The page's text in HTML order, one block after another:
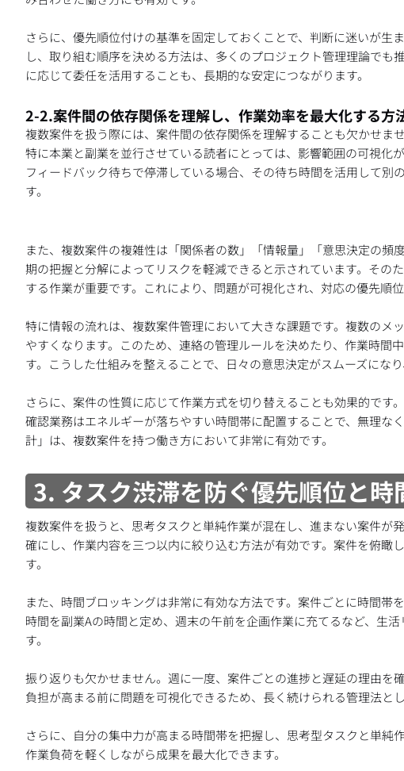
さらに、優先順位付けの基準を固定しておくことで、判断に迷いが
し、取り組む順序を決める方法は、多くのプロジェクト管理理論で
に応じて委任を活用することも、長期的な安定につながります。
2-2.案件間の依存関係を理解し、作業効率を最大化する方
複数案件を扱う際には、案件間の依存関係を理解することも欠かせま
特に本業と副業を並行させている読者にとっては、影響範囲の可視化
フィードバック待ちで停滞している場合、その待ち時間を活用して
す。
また、複数案件の複雑性は「関係者の数」「情報量」「意思決定の
期の把握と分解によってリスクを軽減できると示されています。そ
する作業が重要です。これにより、問題が可視化され、対応の優先順位
特に情報の流れは、複数案件管理において大きな課題です。複数のメ
やすくなります。このため、連絡の管理ルールを決めたり、作業時
す。こうした仕組みを整えることで、日々の意思決定がスムーズにな
さらに、案件の性質に応じて作業方式を切り替えることも効果的で
確認業務はエネルギーが落ちやすい時間帯に配置することで、無理
計」は、複数案件を持つ働き方において非常に有効です。
3. タスク渋滞を防ぐ優先順位と
複数案件を扱うと、思考タスクと単純作業が混在し、進まない案件
確にし、作業内容を三つ以内に絞り込む方法が有効です。案件を俯瞰
す。
また、時間ブロッキングは非常に有効な方法です。案件ごとに時間
時間を副業Aの時間と定め、週末の午前を企画作業に充てるなど、生
す。
振り返りも欠かせません。週に一度、案件ごとの進捗と遅延の理由
負担が高まる前に問題を可視化できるため、長く続けられる管理法とし
さらに、自分の集中力が高まる時間帯を把握し、思考型タスクと単純
作業負荷を軽くしながら成果を最大化できます。